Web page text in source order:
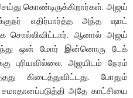
கொண்டிருக்கிறார்கள். அஜய்
எதிர்பார்த்த அந்த ஷாட்
சொல்லிவிட்டார். ஆனால் அஜய்
ஒன் மோர் இன்னொரு டேக்
புரியவில்லை. அஜயிடம் நேரம்
கிடைத்துவிட்டது. போதும்
அதே காட்சியை